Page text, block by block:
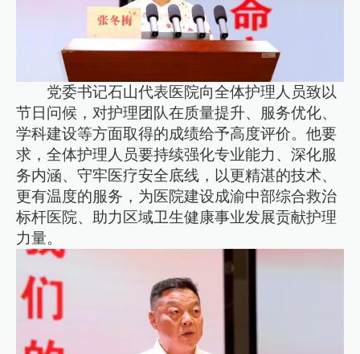
党委书记石山代表医院向全体护理人员致以
节日问候，对护理团队在质量提升、服务优化、
学科建设等方面取得的成绩给予高度评价。他要
求，全体护理人员要持续强化专业能力、深化服
务内涵、守牢医疗安全底线，以更精湛的技术、
更有温度的服务，为医院建设成渝中部综合救治
标杆医院、助力区域卫生健康事业发展贡献护理
力量。